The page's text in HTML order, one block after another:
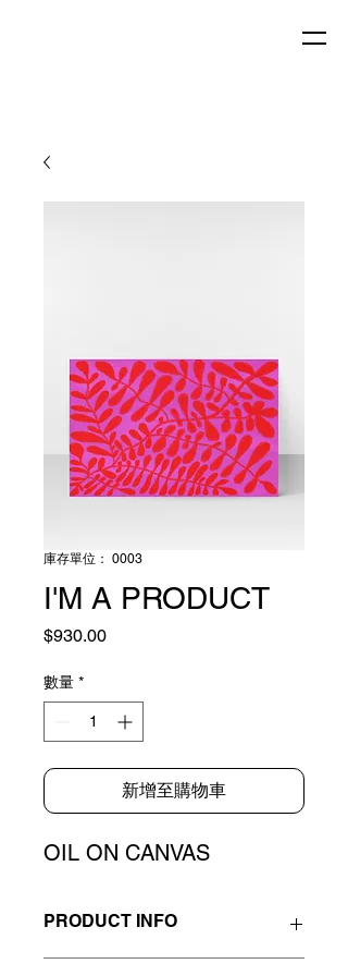
庫存單位： 0003
I'M A PRODUCT
$930.00價
數量 *
新增至購物車
OIL ON CANVAS
PRODUCT INFO